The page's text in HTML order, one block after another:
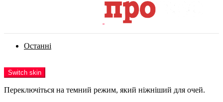
Останні
Switch skin
Переключіться на темний режим, який ніжніший для очей.